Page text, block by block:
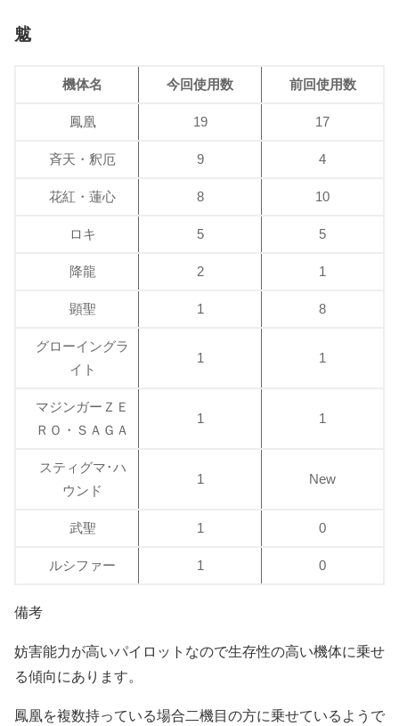
魃
機体名 今回使用数 前回使用数
鳳凰 19 17
斉天・釈厄 9 4
花紅・蓮心 8 10
ロキ 5 5
降龍 2 1
顕聖 1 8
グローイングラ
イト
1 1
マジンガーＺＥ
ＲＯ・ＳＡＧＡ
1 1
スティグマ･ハ
ウンド
1 New
武聖 1 0
ルシファー 1 0
備考
妨害能力が高いパイロットなので生存性の高い機体に乗せ
る傾向にあります。
鳳凰を複数持っている場合二機目の方に乗せているようで